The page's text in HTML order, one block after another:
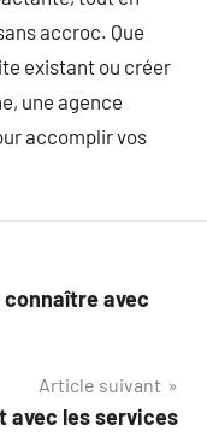
accroc. Que
existant ou créer
une agence
accomplir vos
connaître avec
Article suivant
avec les services